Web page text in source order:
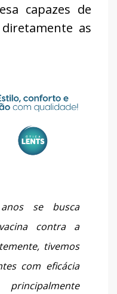
capazes de
as
se busca
contra a
tivemos
com eficácia